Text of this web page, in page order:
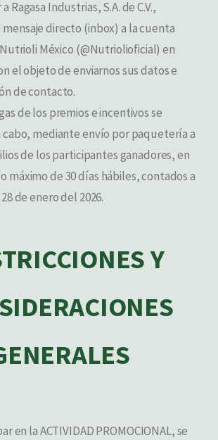
Ragasa Industrias, S.A. de C.V.,
directo (inbox) a la cuenta
México (@Nutriolioficial) en
el objeto de enviarnos sus datos e
de contacto.
de los premios e incentivos se
cabo, mediante envío por paquetería a
de los participantes ganadores, en
máximo de 30 días hábiles, contados a
de enero del 2026.
Y
en la ACTIVIDAD PROMOCIONAL, se